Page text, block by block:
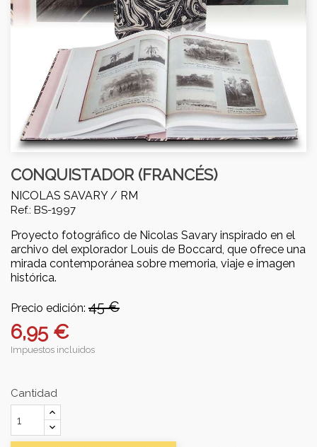
CONQUISTADOR (FRANCÉS)
NICOLAS SAVARY / RM
Ref.: BS-1997
Proyecto fotográfico de Nicolas Savary inspirado en el
archivo del explorador Louis de Boccard, que ofrece una
mirada contemporánea sobre memoria, viaje e imagen
histórica.
Precio edición: 45 €
6,95 €
Impuestos incluidos
Cantidad